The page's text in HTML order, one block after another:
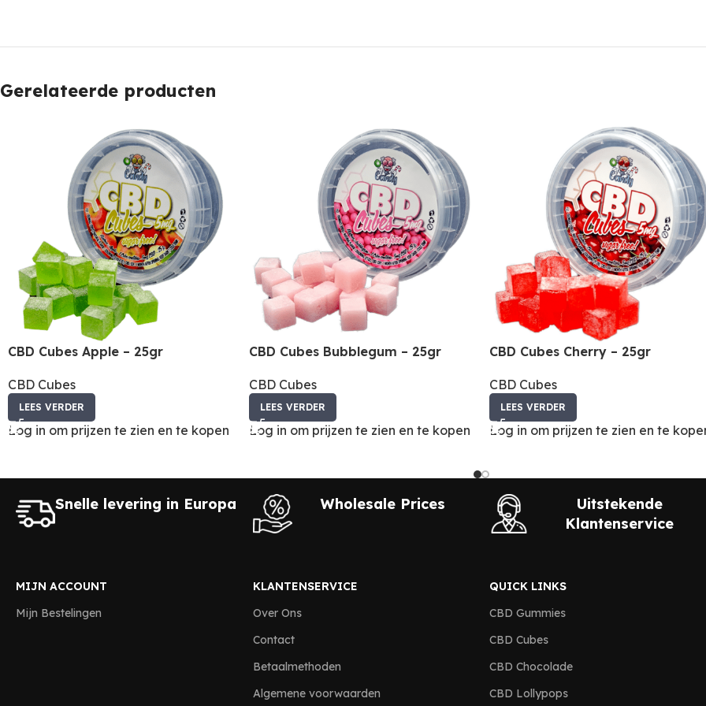
Gerelateerde producten
CBD Cubes Apple – 25gr
CBD Cubes
LEES VERDER
Log in om prijzen te zien en te kopen
CBD Cubes Bubblegum – 25gr
CBD Cubes
LEES VERDER
Log in om prijzen te zien en te kopen
CBD Cubes Cherry – 25gr
CBD Cubes
LEES VERDER
Log in om prijzen te zien en te
Snelle levering in Europa Wholesale Prices
Uitstekende
Klantenservice
MIJN ACCOUNT
Mijn Bestelingen
KLANTENSERVICE
Over Ons
Contact
Betaalmethoden
Algemene voorwaarden
QUICK LINKS
CBD Gummies
CBD Cubes
CBD Chocolade
CBD Lollypops